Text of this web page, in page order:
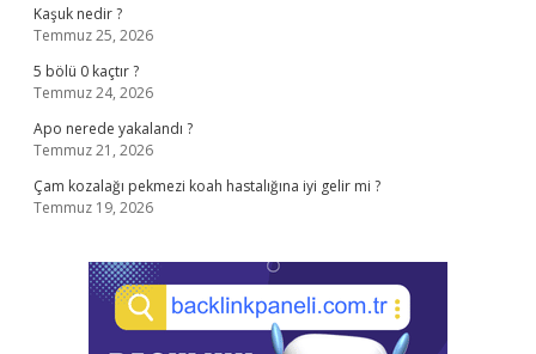
Kaşuk nedir ?
Temmuz 25, 2026
5 bölü 0 kaçtır ?
Temmuz 24, 2026
Apo nerede yakalandı ?
Temmuz 21, 2026
Çam kozalağı pekmezi koah hastalığına iyi gelir mi ?
Temmuz 19, 2026